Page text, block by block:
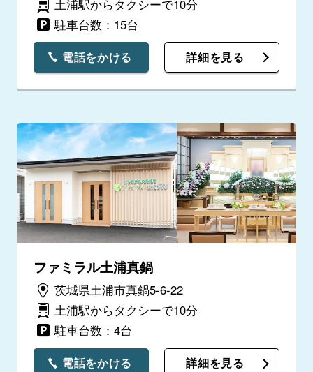
土浦駅からタクシーで10分
駐車台数：15台
電話をかける 詳細を見る
ファミラル土浦真鍋
茨城県土浦市真鍋5-6-22
土浦駅からタクシーで10分
駐車台数：4台
電話をかける 詳細を見る